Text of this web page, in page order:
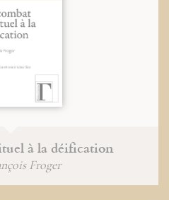
à la déification
Froger